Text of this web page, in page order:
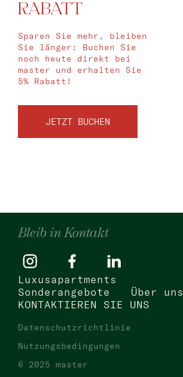
RABATT
Sparen Sie mehr, bleiben
Sie länger: Buchen Sie
noch heute direkt bei
master und erhalten Sie
5% Rabatt!
JETZT BUCHEN
Bleib in Kontakt
Luxusapartments
Sonderangebote
Über uns
KONTAKTIEREN SIE UNS
Datenschutzrichtlinie
Nutzungsbedingungen
© 2025 master